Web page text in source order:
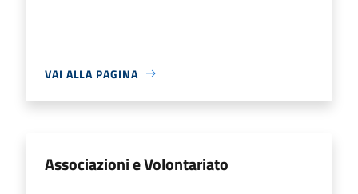
VAI ALLA PAGINA
Associazioni e Volontariato